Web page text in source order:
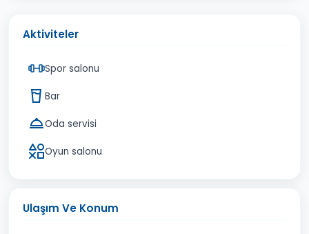
Aktiviteler
Spor salonu
Bar
Oda servisi
Oyun salonu
Ulaşım Ve Konum